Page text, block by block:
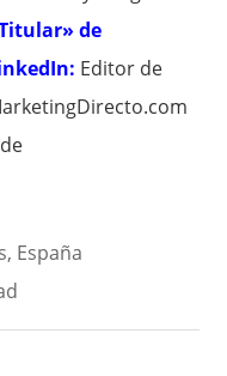
de
Editor de
España